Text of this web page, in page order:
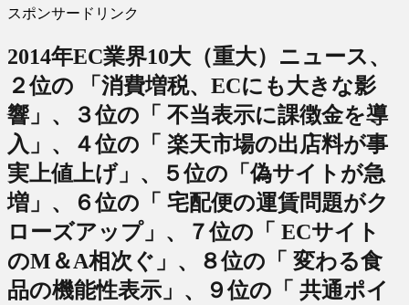
スポンサードリンク
2014年EC業界10大（重大）ニュース、
２位の 「消費増税、ECにも大きな影
響」、３位の「 不当表示に課徴金を導
入」、４位の「 楽天市場の出店料が事
実上値上げ」、５位の「偽サイトが急
増」、６位の「 宅配便の運賃問題がク
ローズアップ」、７位の「 ECサイト
のM＆A相次ぐ」、８位の「 変わる食
品の機能性表示」、９位の「 共通ポイ